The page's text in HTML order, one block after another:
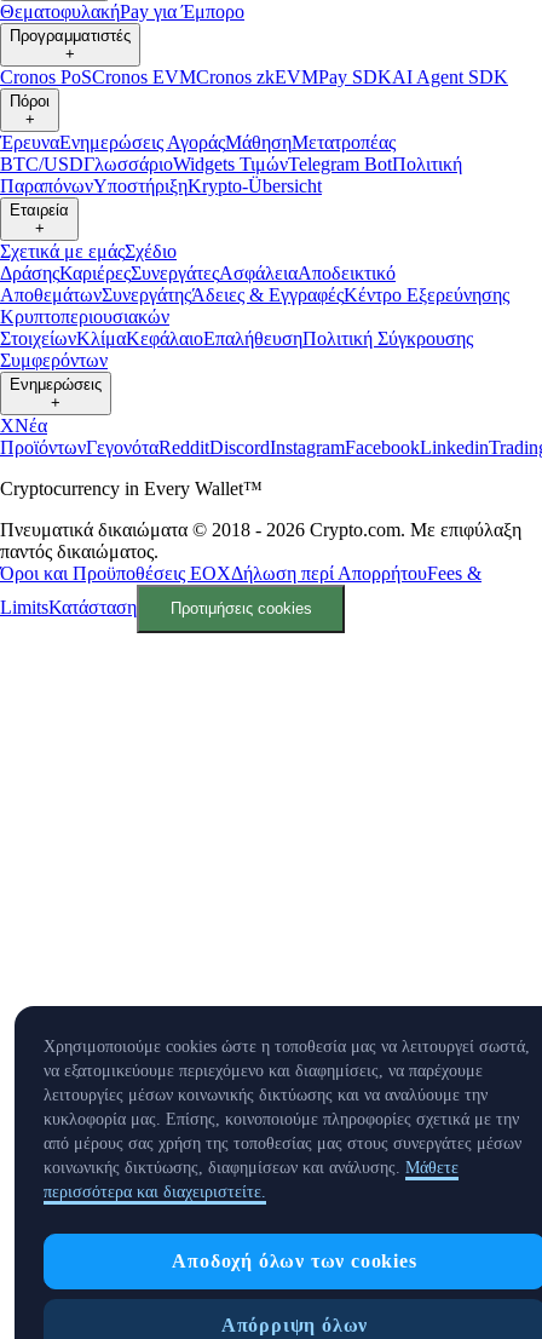
ΘεματοφυλακήPay για Έμπορο
Προγραμματιστές
+
Cronos PoSCronos EVMCronos zkEVMPay SDKAI Agent SDK
Πόροι
+
ΈρευναΕνημερώσεις ΑγοράςΜάθησηΜετατροπέας
BTC/USDΓλωσσάριοWidgets ΤιμώνTelegram BotΠολιτική
ΠαραπόνωνΥποστήριξηKrypto-Übersicht
Εταιρεία
+
Σχετικά με εμάςΣχέδιο
ΔράσηςΚαριέρεςΣυνεργάτεςΑσφάλειαΑποδεικτικό
ΑποθεμάτωνΣυνεργάτηςΆδειες & ΕγγραφέςΚέντρο Εξερεύνησης
Κρυπτοπεριουσιακών
ΣτοιχείωνΚλίμαΚεφάλαιοΕπαλήθευσηΠολιτική Σύγκρουσης
Συμφερόντων
Ενημερώσεις
+
XΝέα
ΠροϊόντωνΓεγονόταRedditDiscordInstagramFacebookLinkedin
Cryptocurrency in Every Wallet™
Πνευματικά δικαιώματα © 2018 - 2026 Crypto.com. Με επιφύλαξη
παντός δικαιώματος.
Όροι και Προϋποθέσεις ΕΟΧΔήλωση περί ΑπορρήτουFees &
LimitsΚατάσταση Προτιμήσεις cookies
Χρησιμοποιούμε cookies ώστε η τοποθεσία μας να λειτουργεί σωστά,
να εξατομικεύουμε περιεχόμενο και διαφημίσεις, να παρέχουμε
λειτουργίες μέσων κοινωνικής δικτύωσης και να αναλύουμε την
κυκλοφορία μας. Επίσης, κοινοποιούμε πληροφορίες σχετικά με την
από μέρους σας χρήση της τοποθεσίας μας στους συνεργάτες μέσων
κοινωνικής δικτύωσης, διαφημίσεων και ανάλυσης. Μάθετε
περισσότερα και διαχειριστείτε.
Αποδοχή όλων των cookies
Απόρριψη όλων